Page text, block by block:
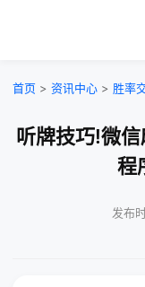
首页 > 资讯中心 > 胜率
听牌技巧!微
程
发布